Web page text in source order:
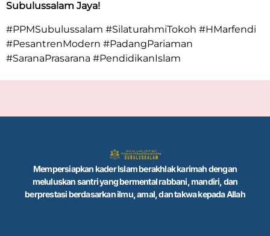
Subulussalam Jaya!
#PPMSubulussalam #SilaturahmiTokoh #HMarfendi
#PesantrenModern #PadangPariaman
#SaranaPrasarana #PendidikanIslam
Mempersiapkan kader Islam berakhlak karimah dengan
meluluskan santri yang bermental rabbani, mandiri, dan
berprestasi berdasarkan ilmu, amal, dan takwa kepada Allah